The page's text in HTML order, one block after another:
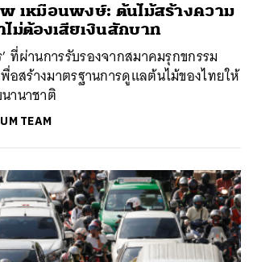
เหมือนพงษ์: ต้นไม้สร้างความ
ไม่ต้องเสียเงินสักบาท
ที่ผ่านการรับรองจากสมาคมรุกขกรรม
อสร้างมาตรฐานการดูแลต้นไม้ของไทยให้
านาชาติ
TEAM